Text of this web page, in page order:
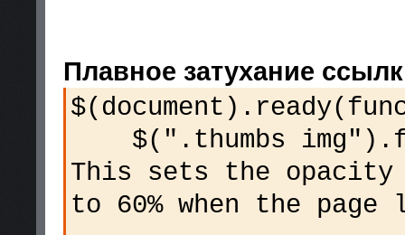
Плавное затухание
$(".thumbs
This sets the opacity
to 60% when the page